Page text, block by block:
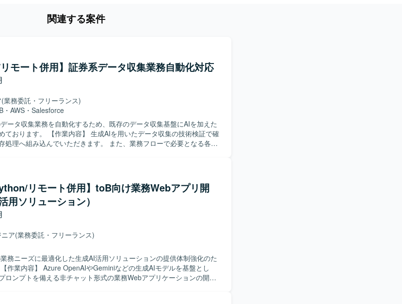
関連する案件
モート併用】証券系データ収集業務自動化対応
(業務委託・フリーランス)
・ AWS ・ Salesforce
ータ収集業務を自動化するため、既存のデータ収集基盤にAIを加えた
用いたデータ収集の技術検証で確
処理へ組み込んでいただきます。 また、業務フローで必要となる各種
ら業務を推進いただける方を歓迎いたします。 【ポジションの魅
ータ収集基盤の構築に携わることで、最新技術を用いた業務自動化の
す。 証券系システムにおけるデータ活用やサーバレスアーキテクチャ
サーバレスサービス（AWS
、DynamoDB等）を用いた開発となります。
リモート併用】toB向け業務Webアプリ開
用ソリューション）
ア(業務委託・フリーランス)
務ニーズに最適化した生成AI活用ソリューションの提供体制強化のた
ロンプトを備える非チャット形式の業務Webアプリケーションの開